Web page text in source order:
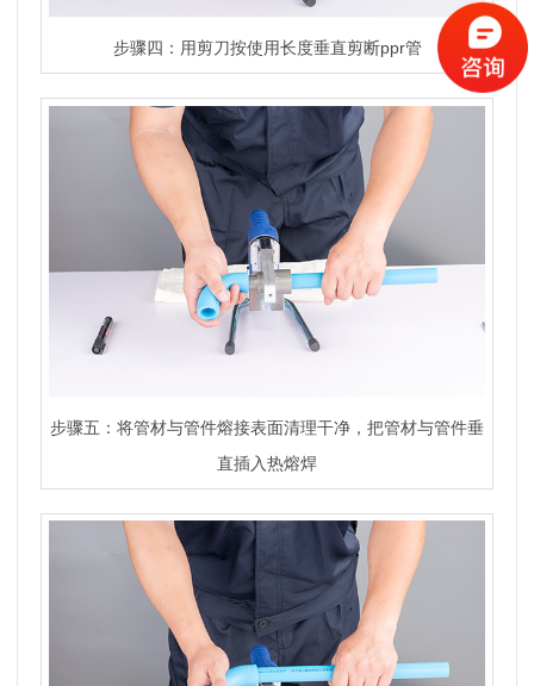
步骤四：用剪刀按使用长度垂直剪断ppr管
步骤五：将管材与管件熔接表面清理干净，把管材与管件垂
直插入热熔焊